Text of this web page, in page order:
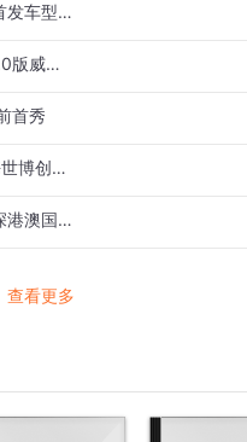
品牌之夜 | 车展前大众汽车品牌发布包括4款全球首发车型在内的5款全新SUV
品牌之夜 | 量产搭载L2级智能驾驶辅助系统 智行2.0版威马EX5上市
首秀
品牌之夜 | 全新品牌亮相 博郡汽车品牌之夜于上海世博创意秀场隆重举行
深港澳车展 · 奔驰 | 梅赛德斯-奔驰专馆亮相2018深港澳国际车展
查看更多